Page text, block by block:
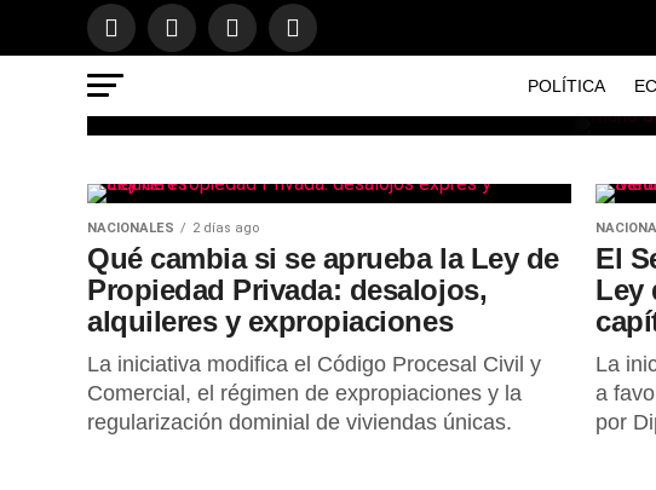
POLÍTICA
NACIONALES
Murió el papá
Lionel Messi
una dura
NACIONALES 2 días ago
Qué cambia si se aprueba la Ley de
Propiedad Privada: desalojos,
alquileres y expropiaciones
La iniciativa modifica el Código Procesal Civil y
Comercial, el régimen de expropiaciones y la
regularización dominial de viviendas únicas.
El
Ley
La
a
por